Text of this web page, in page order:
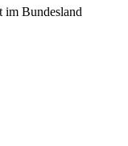
im Bundesland